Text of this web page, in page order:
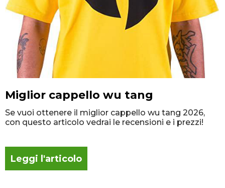
Miglior cappello wu tang
Se vuoi ottenere il miglior cappello wu tang 2026,
con questo articolo vedrai le recensioni e i prezzi!
Leggi l'articolo